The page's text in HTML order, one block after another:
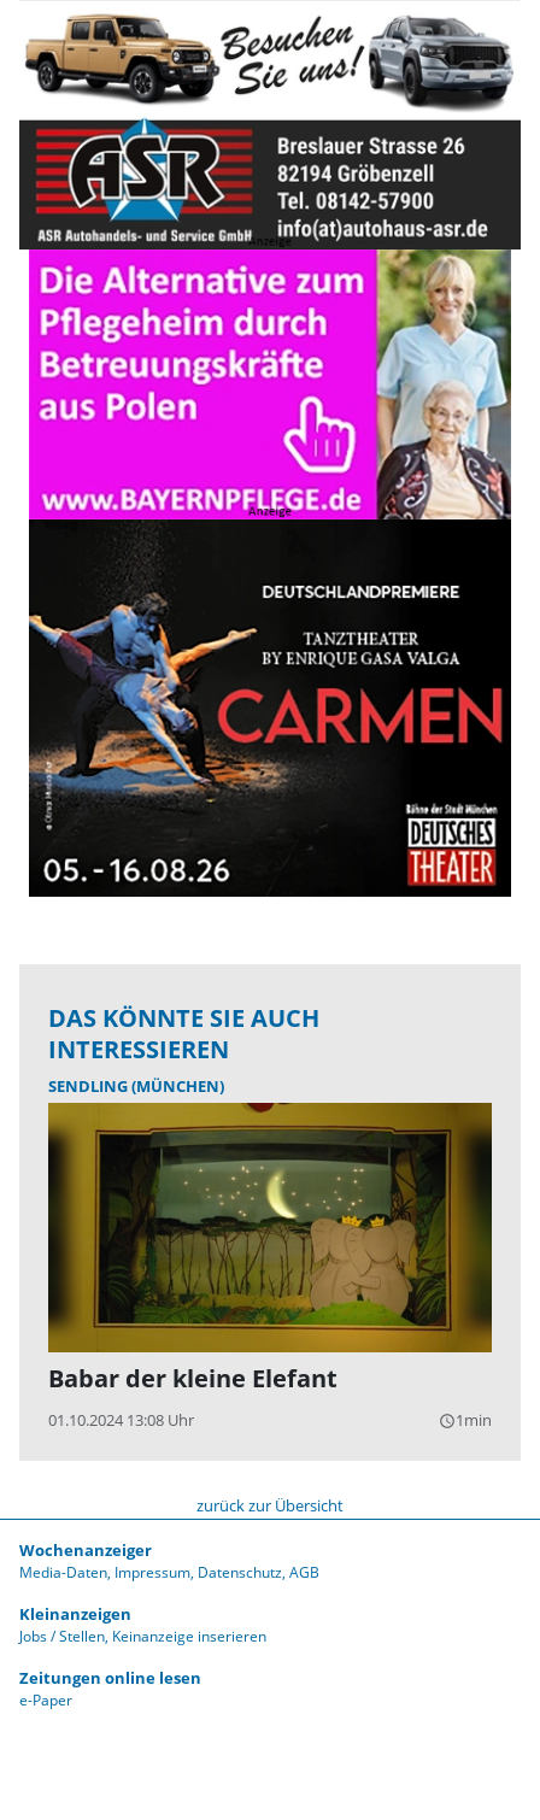
DAS KÖNNTE SIE AUCH
INTERESSIEREN
SENDLING (MÜNCHEN)
Babar der kleine Elefant
01.10.2024 13:08 Uhr query_builder1min
zurück zur Übersicht
Wochenanzeiger
Media-Daten Impressum Datenschutz AGB
Kleinanzeigen
Jobs / Stellen Keinanzeige inserieren
Zeitungen online lesen
e-Paper